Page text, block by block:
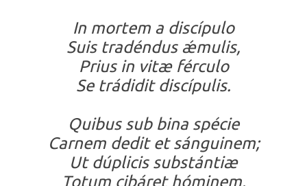
In mortem a discípulo
Suis tradéndus ǽmulis,
Prius in vitæ férculo
Se trádidit discípulis.
Quibus sub bina spécie
Carnem dedit et sánguinem;
Ut dúplicis substántiæ
Totum cibáret hóminem.